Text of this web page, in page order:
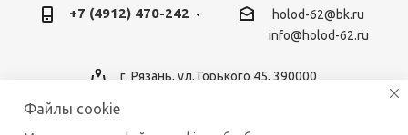
+7 (4912) 470-242
holod-62@bk.ru
info@holod-62.ru
г. Рязань, ул. Горького 45, 390000
Файлы cookie